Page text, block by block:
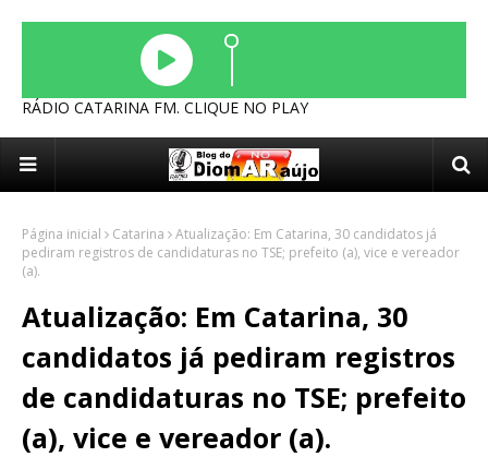
RÁDIO CATARINA FM. CLIQUE NO PLAY
Página inicial Catarina
Atualização: Em Catarina, 30 candidatos já
pediram registros de candidaturas no TSE; prefeito (a), vice e vereador
(a).
Atualização: Em Catarina, 30
candidatos já pediram registros
de candidaturas no TSE; prefeito
(a), vice e vereador (a).